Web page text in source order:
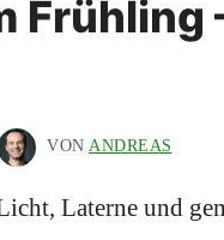
VON ANDREAS